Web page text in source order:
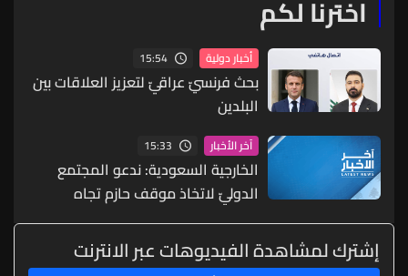
اخترنا لكم
أخبار دولية 15:54
بحث فرنسيّ عراقيّ لتعزيز العلاقات بين
البلدين
آخر الأخبار 15:33
الخارجية السعودية: ندعو المجتمع
الدوليّ لاتخاذ موقف حازم تجاه
الممارسات التي تهدد أمن المنطقة
وسلامة الملاحة
إشترك لمشاهدة الفيديوهات عبر الانترنت